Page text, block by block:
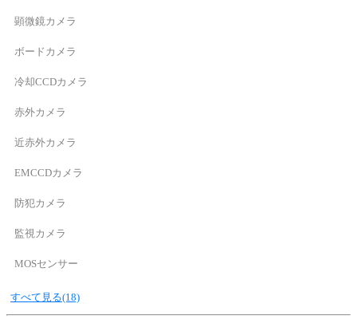
顕微鏡カメラ
ボードカメラ
冷却CCDカメラ
赤外カメラ
近赤外カメラ
EMCCDカメラ
防犯カメラ
監視カメラ
MOSセンサー
すべて見る(18)